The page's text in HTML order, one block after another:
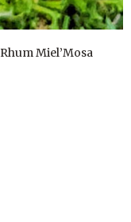
Rhum Miel’Mosa